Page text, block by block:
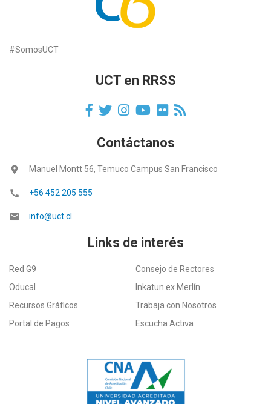
#SomosUCT
UCT en RRSS
Contáctanos
location_on Manuel Montt 56, Temuco Campus San Francisco
call +56 452 205 555
email info@uct.cl
Links de interés
Red G9
Consejo de Rectores
Oducal
Inkatun ex Merlín
Recursos Gráficos
Trabaja con Nosotros
Portal de Pagos
Escucha Activa